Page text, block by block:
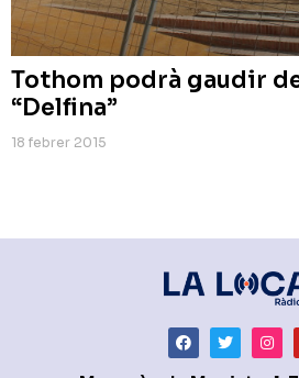
Tothom podrà gaudir
“Delfina”
18 febrer 2015